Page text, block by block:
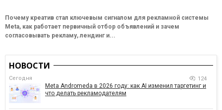
Почему креатив стал ключевым сигналом для рекламной системы
Meta, как работает первичный отбор объявлений и зачем
согласовывать рекламу, лендинг и...
НОВОСТИ
Сегодня 124
Meta Andromeda в 2026 году: как AI изменил таргетинг и
что делать рекламодателям